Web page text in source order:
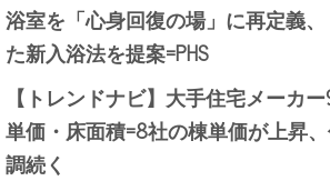
浴室を「心身回復の場」に再定義
た新入浴法を提案=PHS
【トレンドナビ】大手住宅メーカ
単価・床面積=8社の棟単価が上昇
調続く